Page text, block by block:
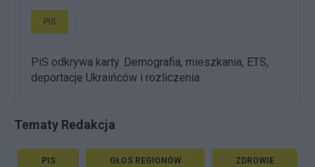
PiS
PiS odkrywa karty. Demografia, mieszkania, ETS,
deportacje Ukraińców i rozliczenia
Tematy Redakcja
PIS GŁOS REGIONÓW ZDROWIE